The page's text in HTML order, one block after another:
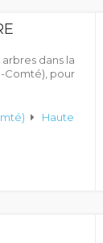
dans la
Comté), pour
Haute